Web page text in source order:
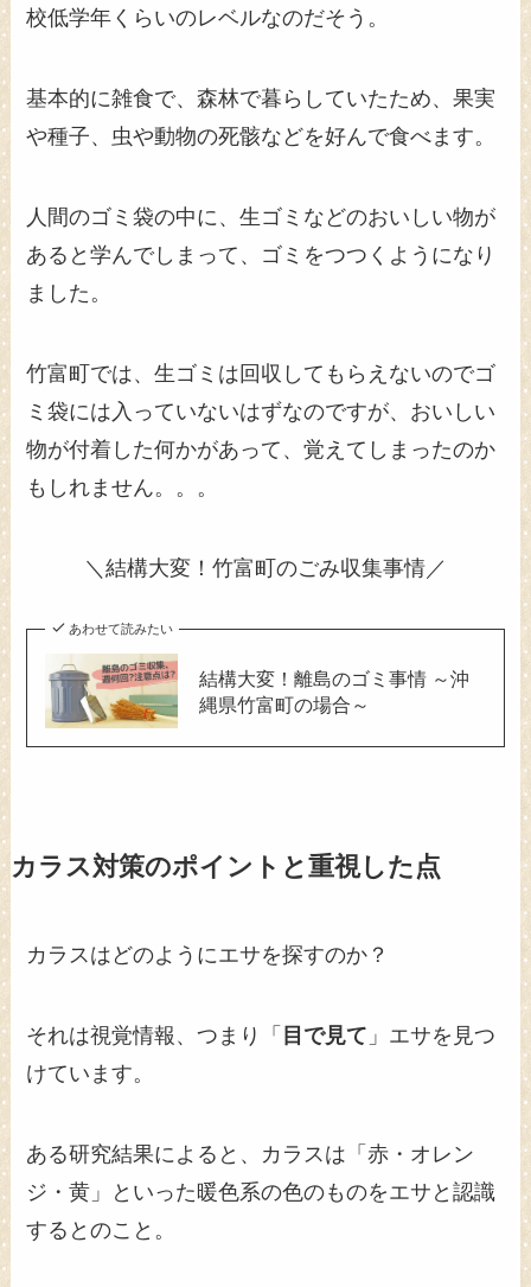
校低学年くらいのレベルなのだそう。
基本的に雑食で、森林で暮らしていたため、果実
や種子、虫や動物の死骸などを好んで食べます。
人間のゴミ袋の中に、生ゴミなどのおいしい物が
あると学んでしまって、ゴミをつつくようになり
ました。
竹富町では、生ゴミは回収してもらえないのでゴ
ミ袋には入っていないはずなのですが、おいしい
物が付着した何かがあって、覚えてしまったのか
もしれません。。。
＼結構大変！竹富町のごみ収集事情／
あわせて読みたい
結構大変！離島のゴミ事情 ～沖
縄県竹富町の場合～
カラス対策のポイントと重視した点
カラスはどのようにエサを探すのか？
それは視覚情報、つまり「 目で見て 」エサを見つ
けています。
ある研究結果によると、カラスは「赤・オレン
ジ・黄」といった暖色系の色のものをエサと認識
するとのこと。